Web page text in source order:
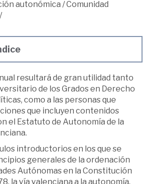
autonómica /Comunidad
/
resultará de gran utilidad tanto
de los Grados en Derecho
como a las personas que
que incluyen contenidos
el Estatuto de Autonomía de la
introductorios en los que se
generales de la ordenación
Autónomas en la Constitución
la vía valenciana a la autonomía,